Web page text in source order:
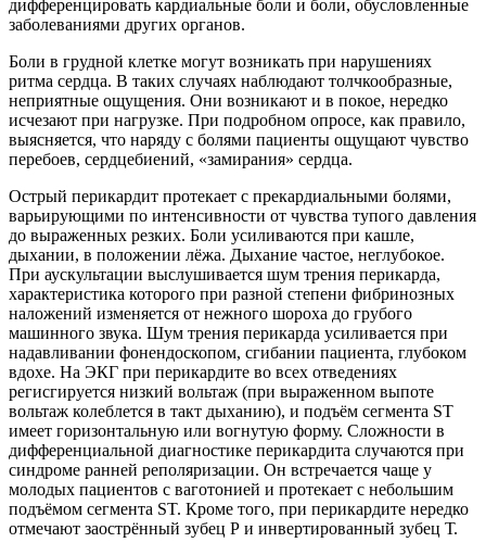
дифференцировать кардиальные боли и боли, обусловленные
заболеваниями других органов.
Боли в грудной клетке могут возникать при нарушениях
ритма сердца. В таких случаях наблюдают толчкообразные,
неприятные ощущения. Они возникают и в покое, нередко
исчезают при нагрузке. При подробном опросе, как правило,
выясняется, что наряду с болями пациенты ощущают чувство
перебоев, сердцебиений, «замирания» сердца.
Острый перикардит протекает с прекардиальными болями,
варьирующими по интенсивности от чувства тупого давления
до выраженных резких. Боли усиливаются при кашле,
дыхании, в положении лёжа. Дыхание частое, неглубокое.
При аускультации выслушивается шум трения перикарда,
характеристика которого при разной степени фибринозных
наложений изменяется от нежного шороха до грубого
машинного звука. Шум трения перикарда усиливается при
надавливании фонендоскопом, сгибании пациента, глубоком
вдохе. На ЭКГ при перикардите во всех отведениях
регисгируется низкий вольтаж (при выраженном выпоте
вольтаж колеблется в такт дыханию), и подъём сегмента ST
имеет горизонтальную или вогнутую форму. Сложности в
дифференциальной диагностике перикардита случаются при
синдроме ранней реполяризации. Он встречается чаще у
молодых пациентов с ваготонией и протекает с небольшим
подъёмом сегмента ST. Кроме того, при перикардите нередко
отмечают заострённый зубец Р и инвертированный зубец Т.